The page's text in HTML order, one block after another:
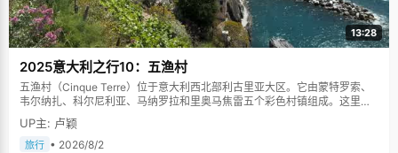
13:28
2025意大利之行10：五渔村
五渔村（Cinque Terre）位于意大利西北部利古里亚大区。它由蒙特罗索、
韦尔纳扎、科尔尼利亚、马纳罗拉和里奥马焦雷五个彩色村镇组成。这里依
山傍海，房屋色彩斑斓，1997年被列为世界文化遗产。
UP主: 卢颖
旅行 • 2026/8/2